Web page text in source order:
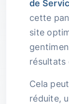
de
cette
site
résultats
Cela
réduite,